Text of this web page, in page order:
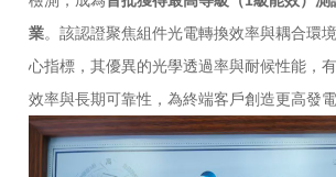
業。該認證聚焦組件光電轉換效率與耦合環
心指標，其優異的光學透過率與耐候性能，
效率與長期可靠性，為終端客戶創造更高發電